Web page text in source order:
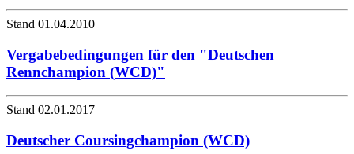
Stand 01.04.2010
Vergabebedingungen für den "Deutschen
Rennchampion (WCD)"
Stand 02.01.2017
Deutscher Coursingchampion (WCD)